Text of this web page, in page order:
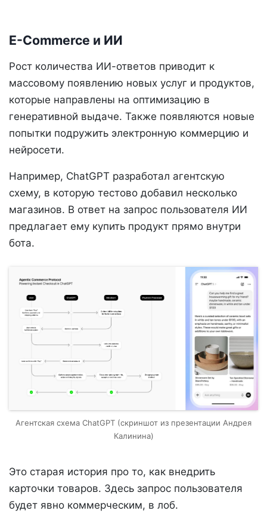
E-Commerce и ИИ
Рост количества ИИ-ответов приводит к
массовому появлению новых услуг и продуктов,
которые направлены на оптимизацию в
генеративной выдаче. Также появляются новые
попытки подружить электронную коммерцию и
нейросети.
Например, ChatGPT разработал агентскую
схему, в которую тестово добавил несколько
магазинов. В ответ на запрос пользователя ИИ
предлагает ему купить продукт прямо внутри
бота.
Агентская схема ChatGPT (скриншот из презентации Андрея
Калинина)
Это старая история про то, как внедрить
карточки товаров. Здесь запрос пользователя
будет явно коммерческим, в лоб.